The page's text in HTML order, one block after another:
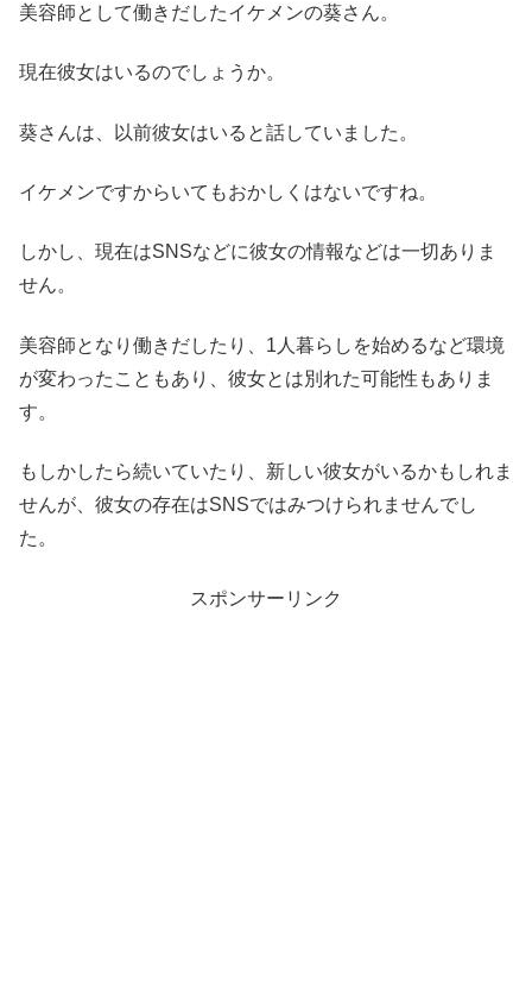
美容師として働きだしたイケメンの葵さん。
現在彼女はいるのでしょうか。
葵さんは、以前彼女はいると話していました。
イケメンですからいてもおかしくはないですね。
しかし、現在はSNSなどに彼女の情報などは一切ありま
せん。
美容師となり働きだしたり、1人暮らしを始めるなど環境
が変わったこともあり、彼女とは別れた可能性もありま
す。
もしかしたら続いていたり、新しい彼女がいるかもしれま
せんが、彼女の存在はSNSではみつけられませんでし
た。
スポンサーリンク